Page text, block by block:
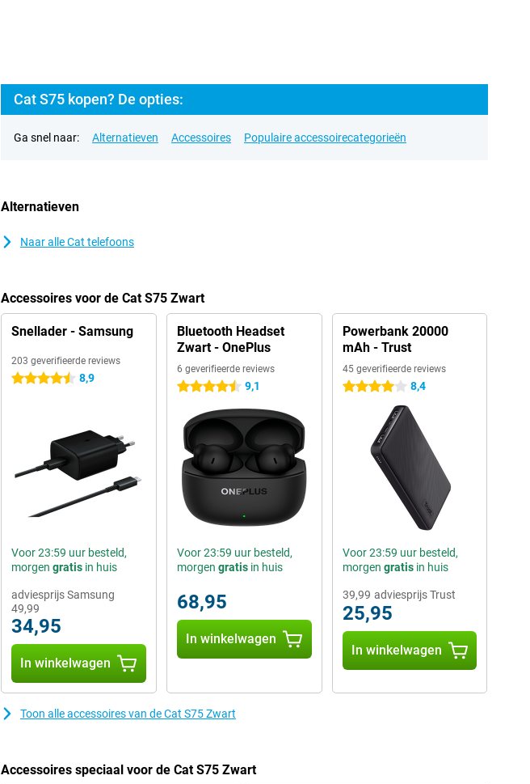
Cat S75 kopen? De opties:
Ga snel naar: Alternatieven Accessoires Populaire accessoirecategorieën
Alternatieven
Naar alle Cat telefoons
Accessoires voor de Cat S75 Zwart
Snellader - Samsung
203 geverifieerde reviews
4.5 sterren 8,9
Voor 23:59 uur besteld,
morgen gratis in huis
49,99
adviesprijs Samsung
34,95
In winkelwagen
Bluetooth Headset
Zwart - OnePlus
6 geverifieerde reviews
4.5 sterren 9,1
Voor 23:59 uur besteld,
morgen gratisin huis
68,95
In winkelwagen
Powerbank 20000
mAh - Trust
45 geverifieerde reviews
4 sterren 8,4
Voor 23:59 uur besteld,
morgen gratisin huis
39,99 adviesprijs Trust
25,95
In winkelwagen
Toon alle accessoires van de Cat S75 Zwart
Accessoires speciaal voor de Cat S75 Zwart